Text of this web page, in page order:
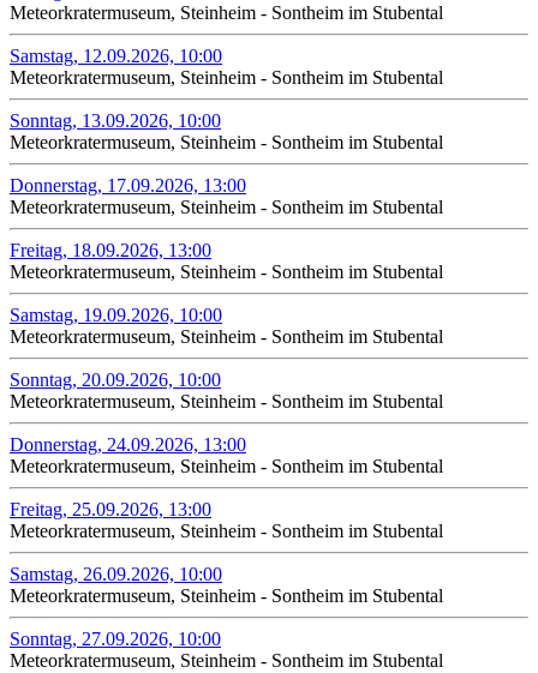
Meteorkratermuseum, Steinheim - Sontheim im Stubental
Samstag, 12.09.2026, 10:00
Meteorkratermuseum, Steinheim - Sontheim im Stubental
Sonntag, 13.09.2026, 10:00
Meteorkratermuseum, Steinheim - Sontheim im Stubental
Donnerstag, 17.09.2026, 13:00
Meteorkratermuseum, Steinheim - Sontheim im Stubental
Freitag, 18.09.2026, 13:00
Meteorkratermuseum, Steinheim - Sontheim im Stubental
Samstag, 19.09.2026, 10:00
Meteorkratermuseum, Steinheim - Sontheim im Stubental
Sonntag, 20.09.2026, 10:00
Meteorkratermuseum, Steinheim - Sontheim im Stubental
Donnerstag, 24.09.2026, 13:00
Meteorkratermuseum, Steinheim - Sontheim im Stubental
Freitag, 25.09.2026, 13:00
Meteorkratermuseum, Steinheim - Sontheim im Stubental
Samstag, 26.09.2026, 10:00
Meteorkratermuseum, Steinheim - Sontheim im Stubental
Sonntag, 27.09.2026, 10:00
Meteorkratermuseum, Steinheim - Sontheim im Stubental